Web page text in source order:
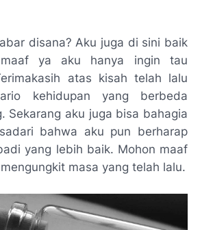
disana? Aku juga di sini baik
ya aku hanya ingin tau
atas kisah telah lalu
kehidupan yang berbeda
Sekarang aku juga bisa bahagia
bahwa aku pun berharap
yang lebih baik. Mohon maaf
masa yang telah lalu.